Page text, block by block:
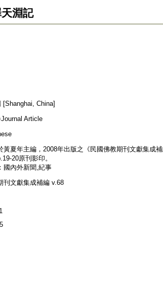
淵記
[Shanghai, China]
Article
黃夏年主編，2008年出版之《民國佛教期刊文獻集成
20原刊影印。
國內外新聞,紀事
刊文獻集成補編 v.68